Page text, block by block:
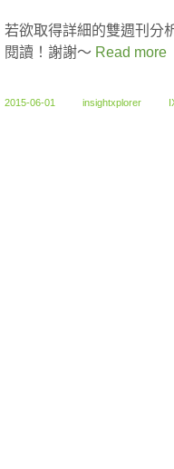
若欲取得詳細的雙週刊分
閱讀！謝謝～ Read more
2015-06-01 insightxplorer